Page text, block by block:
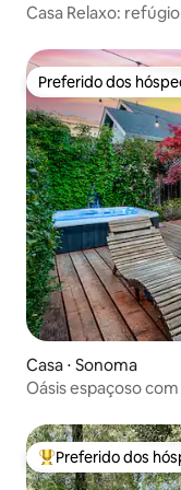
Casa Relaxo:
Preferido dos
Preferido dos
Casa ⋅ Sonoma
Oásis espaçoso
Entre os melhores
Preferido dos